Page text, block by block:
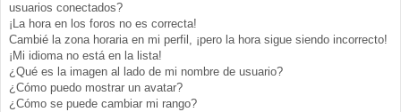
usuarios conectados?
¡La hora en los foros no es correcta!
Cambié la zona horaria en mi perfil, ¡pero la hora sigue siendo incorrecto!
¡Mi idioma no está en la lista!
¿Qué es la imagen al lado de mi nombre de usuario?
¿Cómo puedo mostrar un avatar?
¿Cómo se puede cambiar mi rango?